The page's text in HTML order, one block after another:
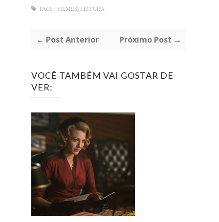
TAGS : FILMES, LEITURA
← Post Anterior Próximo Post →
VOCÊ TAMBÉM VAI GOSTAR DE
VER: